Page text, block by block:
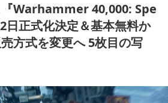
『Warhammer 40,000: Spe
正式化決定＆基本無料か
方式を変更へ 5枚目の写